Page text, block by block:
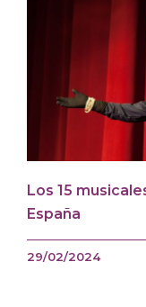
Los 15
España
29/02/2024